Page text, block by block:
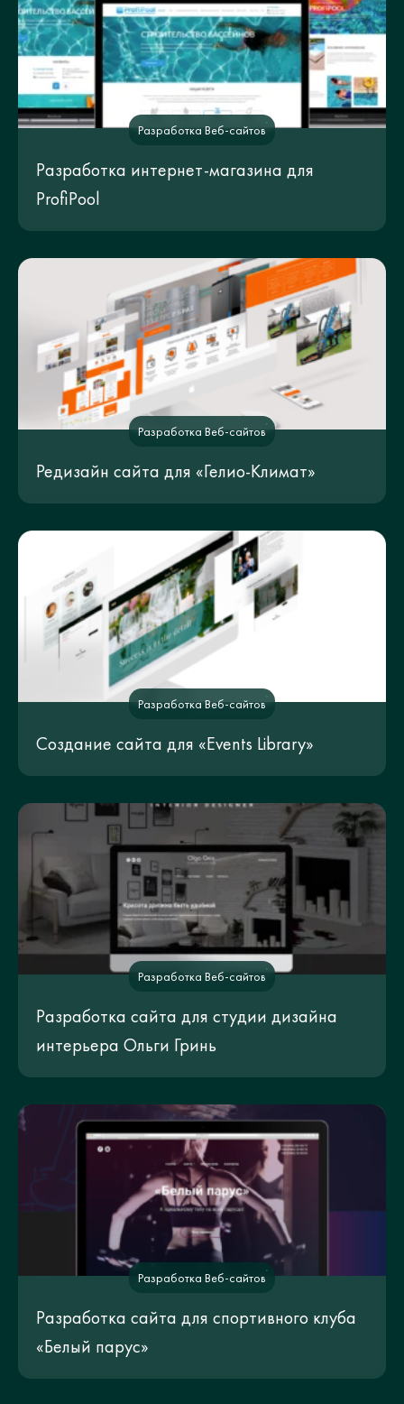
Разработка Веб-сайтов
Разработка интернет-магазина для
ProfiPool
Разработка Веб-сайтов
Редизайн сайта для «Гелио-Климат»
Разработка Веб-сайтов
Создание сайта для «Events Library»
Разработка Веб-сайтов
Разработка сайта для студии дизайна
интерьера Ольги Гринь
Разработка Веб-сайтов
Разработка сайта для спортивного клуба
«Белый парус»